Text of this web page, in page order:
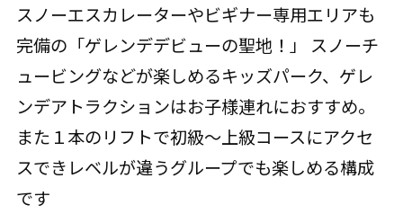
スノーエスカレーターやビギナー専用エリアも
完備の「ゲレンデデビューの聖地！」 スノーチ
ュービングなどが楽しめるキッズパーク、ゲレ
ンデアトラクションはお子様連れにおすすめ。
また１本のリフトで初級～上級コースにアクセ
スできレベルが違うグループでも楽しめる構成
です